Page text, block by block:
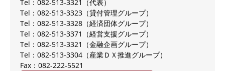
Tel：082-513-3321
代表
Tel：082-513-3323
貸付管理グループ
Tel：082-513-3328
経済団体グループ
Tel：082-513-3371
経営支援グループ
Tel：082-513-3321
金融企画グループ
Tel：082-513-3304
産業ＤＸ推進グループ
Fax：082-222-5521